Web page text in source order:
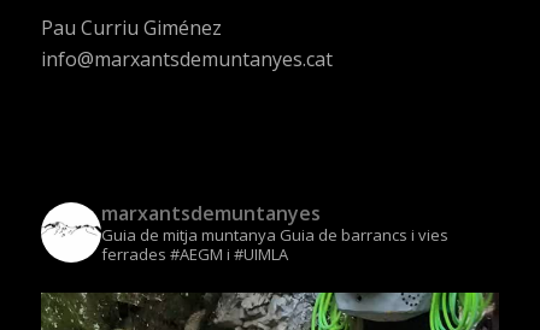
Pau Curriu Giménez
info@marxantsdemuntanyes.cat
marxantsdemuntanyes
Guia de mitja muntanya Guia de barrancs i vies
ferrades #AEGM i #UIMLA